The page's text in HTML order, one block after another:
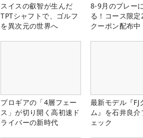
スイスの叡智が生んだ
TPTシャフトで、ゴルフ
を異次元の世界へ
8-9月のプレー
る！コース限
クーポン配布中
プロギアの「4層フェー
ス」が切り開く高初速ド
ライバーの新時代
最新モデル『FJ
ム』を石井良
ェック